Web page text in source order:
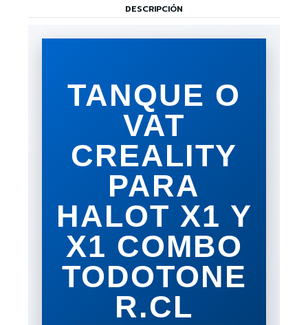
DESCRIPCIÓN
TANQUE O
VAT
CREALITY
PARA
HALOT X1 Y
X1 COMBO
TODOTONE
R.CL